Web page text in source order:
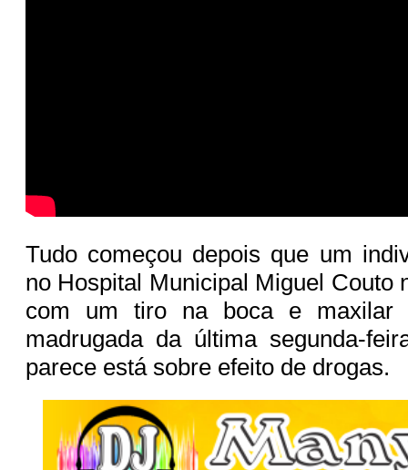
Tudo começou depois que um
no Hospital Municipal Miguel Couto
com um tiro na boca e maxilar
madrugada da última segunda-
parece está sobre efeito de drogas.